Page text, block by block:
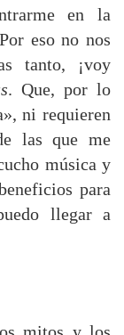
en la
eso no nos
tanto, ¡voy
. Que, por lo
ni requieren
las que me
música y
para
llegar a